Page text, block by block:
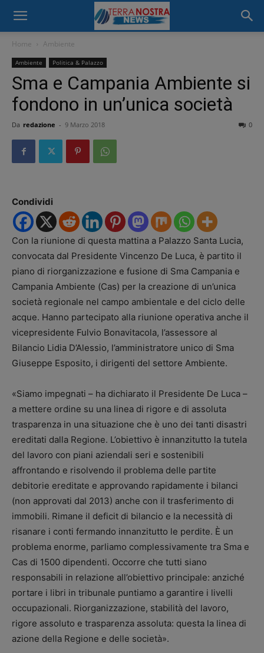
Home Ambiente
Ambiente Politica & Palazzo
Sma e Campania Ambiente si
fondono in un’unica società
Da redazione - 9 Marzo 2018 0
Condividi
Con la riunione di questa mattina a Palazzo Santa Lucia,
convocata dal Presidente Vincenzo De Luca, è partito il
piano di riorganizzazione e fusione di Sma Campania e
Campania Ambiente (Cas) per la creazione di un’unica
società regionale nel campo ambientale e del ciclo delle
acque. Hanno partecipato alla riunione operativa anche il
vicepresidente Fulvio Bonavitacola, l’assessore al
Bilancio Lidia D’Alessio, l’amministratore unico di Sma
Giuseppe Esposito, i dirigenti del settore Ambiente.
«Siamo impegnati – ha dichiarato il Presidente De Luca –
a mettere ordine su una linea di rigore e di assoluta
trasparenza in una situazione che è uno dei tanti disastri
ereditati dalla Regione. L’obiettivo è innanzitutto la tutela
del lavoro con piani aziendali seri e sostenibili
affrontando e risolvendo il problema delle partite
debitorie ereditate e approvando rapidamente i bilanci
(non approvati dal 2013) anche con il trasferimento di
immobili. Rimane il deficit di bilancio e la necessità di
risanare i conti fermando innanzitutto le perdite. È un
problema enorme, parliamo complessivamente tra Sma e
Cas di 1500 dipendenti. Occorre che tutti siano
responsabili in relazione all’obiettivo principale: anziché
portare i libri in tribunale puntiamo a garantire i livelli
occupazionali. Riorganizzazione, stabilità del lavoro,
rigore assoluto e trasparenza assoluta: questa la linea di
azione della Regione e delle società».